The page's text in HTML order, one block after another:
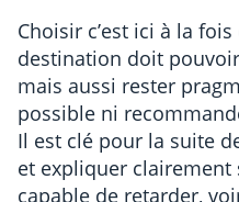
Choisir c’est ici à la
destination doit
mais aussi rester
possible ni
Il est clé pour la suite
et expliquer
capable de retarder,